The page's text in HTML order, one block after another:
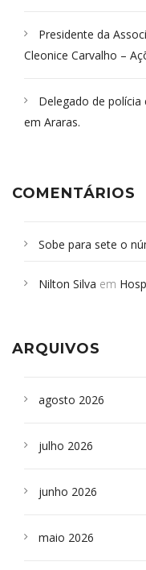
Presidente da
Cleonice Carvalho –
Delegado de polícia
em Araras.
COMENTÁRIOS
Sobe para sete o
Campoformosenses
Nilton Silva em
ARQUIVOS
agosto 2026
julho 2026
junho 2026
maio 2026